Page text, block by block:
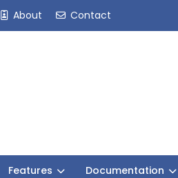
About Contact
Features Documentation